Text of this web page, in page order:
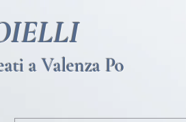
a Valenza Po